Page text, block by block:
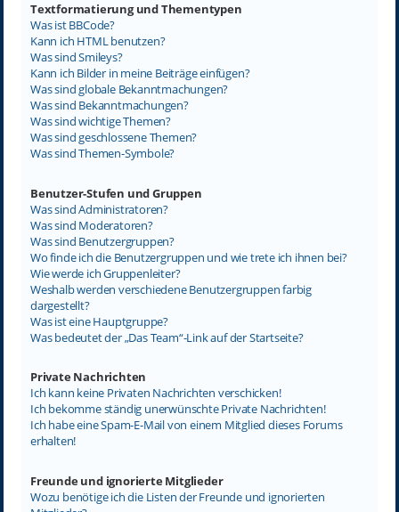
Textformatierung und Thementypen
Was ist BBCode?
Kann ich HTML benutzen?
Was sind Smileys?
Kann ich Bilder in meine Beiträge einfügen?
Was sind globale Bekanntmachungen?
Was sind Bekanntmachungen?
Was sind wichtige Themen?
Was sind geschlossene Themen?
Was sind Themen-Symbole?
Benutzer-Stufen und Gruppen
Was sind Administratoren?
Was sind Moderatoren?
Was sind Benutzergruppen?
Wo finde ich die Benutzergruppen und wie trete ich ihnen bei?
Wie werde ich Gruppenleiter?
Weshalb werden verschiedene Benutzergruppen farbig
dargestellt?
Was ist eine Hauptgruppe?
Was bedeutet der „Das Team“-Link auf der Startseite?
Private Nachrichten
Ich kann keine Privaten Nachrichten verschicken!
Ich bekomme ständig unerwünschte Private Nachrichten!
Ich habe eine Spam-E-Mail von einem Mitglied dieses Forums
erhalten!
Freunde und ignorierte Mitglieder
Wozu benötige ich die Listen der Freunde und ignorierten